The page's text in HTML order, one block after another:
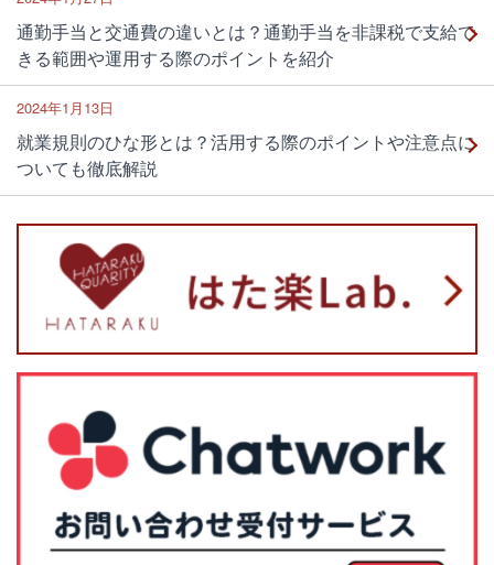
通勤手当と交通費の違いとは？通勤手当を非課税で支給で
きる範囲や運用する際のポイントを紹介
2024年1月13日
就業規則のひな形とは？活用する際のポイントや注意点に
ついても徹底解説